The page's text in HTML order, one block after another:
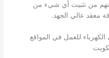
من تثبيت أي شيء من
معقد عالي الجهد.
للعمل في المواقع